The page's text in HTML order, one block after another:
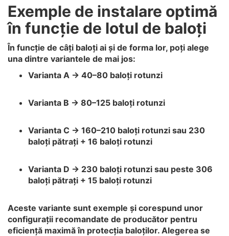
Exemple de instalare optimă
în funcție de lotul de baloți
În funcție de câți baloți ai și de forma lor, poți alege
una dintre variantele de mai jos:
Varianta A → 40–80 baloți rotunzi
Varianta B → 80–125 baloți rotunzi
Varianta C → 160–210 baloți rotunzi sau 230
baloți pătrați + 16 baloți rotunzi
Varianta D → 230 baloți rotunzi sau peste 306
baloți pătrați + 15 baloți rotunzi
Aceste variante sunt exemple și corespund unor
configurații recomandate de producător pentru
eficiență maximă în protecția baloților. Alegerea se